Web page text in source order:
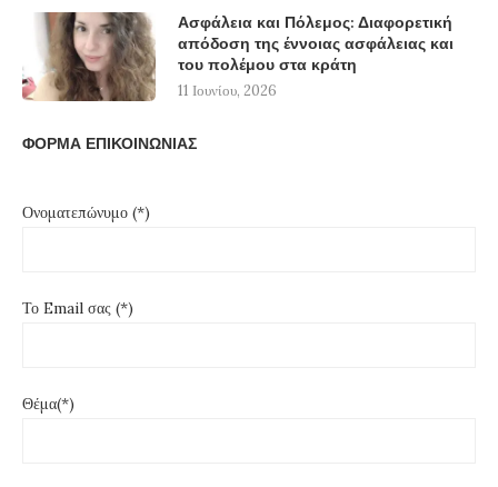
Ασφάλεια και Πόλεμος: Διαφορετική
απόδοση της έννοιας ασφάλειας και
του πολέμου στα κράτη
11 Ιουνίου, 2026
ΦΟΡΜΑ ΕΠΙΚΟΙΝΩΝΙΑΣ
Ονοματεπώνυμο (*)
Το Email σας (*)
Θέμα(*)